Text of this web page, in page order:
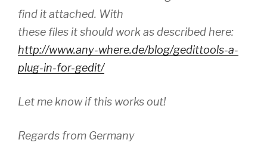
find it attached. With
these files it should work as described here:
http://www.any-where.de/blog/gedittools-a-
plug-in-for-gedit/
Let me know if this works out!
Regards from Germany